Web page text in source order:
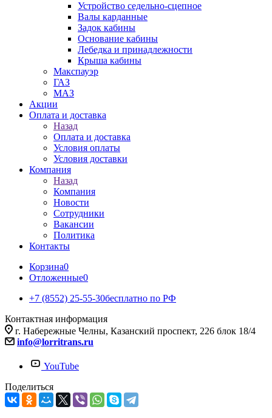
Устройство седельно-сцепное
Валы карданные
Задок кабины
Основание кабины
Лебедка и принадлежности
Крыша кабины
Макспауэр
ГАЗ
МАЗ
Акции
Оплата и доставка
Назад
Оплата и доставка
Условия оплаты
Условия доставки
Компания
Назад
Компания
Новости
Сотрудники
Вакансии
Политика
Контакты
Корзина0
Отложенные0
+7 (8552) 25-55-30бесплатно по РФ
Контактная информация
г. Набережные Челны, Казанский проспект, 226 блок 18/4
info@lorritrans.ru
YouTube
Поделиться